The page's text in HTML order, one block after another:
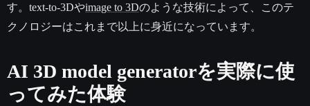
す。text-to-3Dやimage to 3Dのような技術によって、このテ
クノロジーはこれまで以上に身近になっています。
AI 3D model generatorを実際に使
ってみた体験